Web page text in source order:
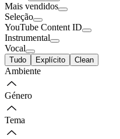
Mais vendidos
Seleção
YouTube Content ID
Instrumental
Vocal
Tudo Explícito Clean
Ambiente
Género
Tema